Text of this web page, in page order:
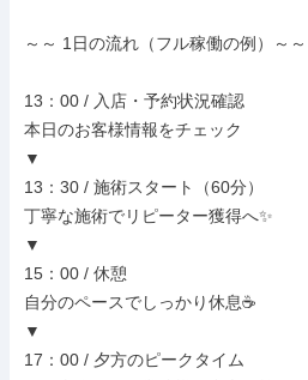
～～ 1日の流れ（フル稼働の例）～～
13：00 / 入店・予約状況確認
本日のお客様情報をチェック
▼
13：30 / 施術スタート（60分）
丁寧な施術でリピーター獲得へ✨
▼
15：00 / 休憩
自分のペースでしっかり休息☕
▼
17：00 / 夕方のピークタイム